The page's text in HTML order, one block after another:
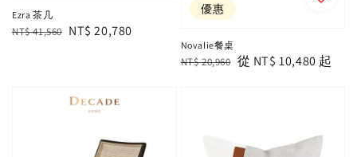
Ezra 茶几
Regular
NT$ 41,560 Sale
NT$ 20,780
優惠
Novalie餐桌
Regular
NT$ 20,960 Sale
從 NT$ 10,480 起